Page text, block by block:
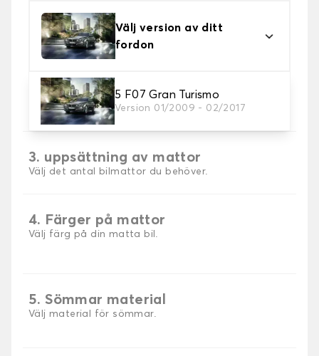
Välj version av ditt
fordon
5 F07 Gran Turismo
Version 01/2009 - 02/2017
2. Material
Välj material för din bilmatta.
3. uppsättning av mattor
Välj det antal bilmattor du behöver.
4. Färger på mattor
Välj färg på din matta bil.
5. Sömmar material
Välj material för sömmar.